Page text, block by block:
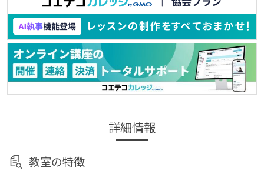
詳細情報
教室の特徴